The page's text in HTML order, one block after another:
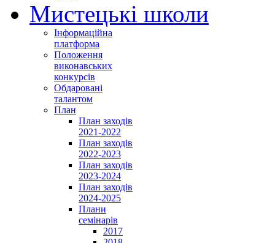
Мистецькі школи
Інформаційна
платформа
Положення
виконавських
конкурсів
Обдаровані
талантом
План
План заходів
2021-2022
План заходів
2022-2023
План заходів
2023-2024
План заходів
2024-2025
Плани
семінарів
2017